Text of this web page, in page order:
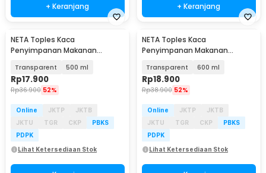
+ Keranjang + Keranjang
NETA Toples Kaca
Penyimpanan Makanan
Bamboo Lid - INU54
Transparent 500 ml
Rp17.900
Rp36.900 52%
Online JKTP
JKTB
JKTU
TGR CKP
PBKS
PDPK
Lihat Ketersediaan Stok
NETA Toples Kaca
Penyimpanan Makanan
Bamboo Lid - INU54
Transparent 600 ml
Rp18.900
Rp38.900 52%
Online JKTP
JKTB
JKTU
TGR CKP
PBKS
PDPK
Lihat Ketersediaan Stok